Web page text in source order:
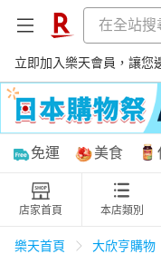
立即加入樂天會員，讓您
購物網分類
天天免運 美食
免運 美食
店家首頁 本店類別
樂天首頁 大欣亨購物